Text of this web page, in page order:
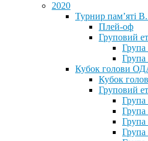
2020
Турнир пам’яті
Плей-оф
Груповий
Кубок голови
Кубок
Груповий
Група
Група
Група
Група